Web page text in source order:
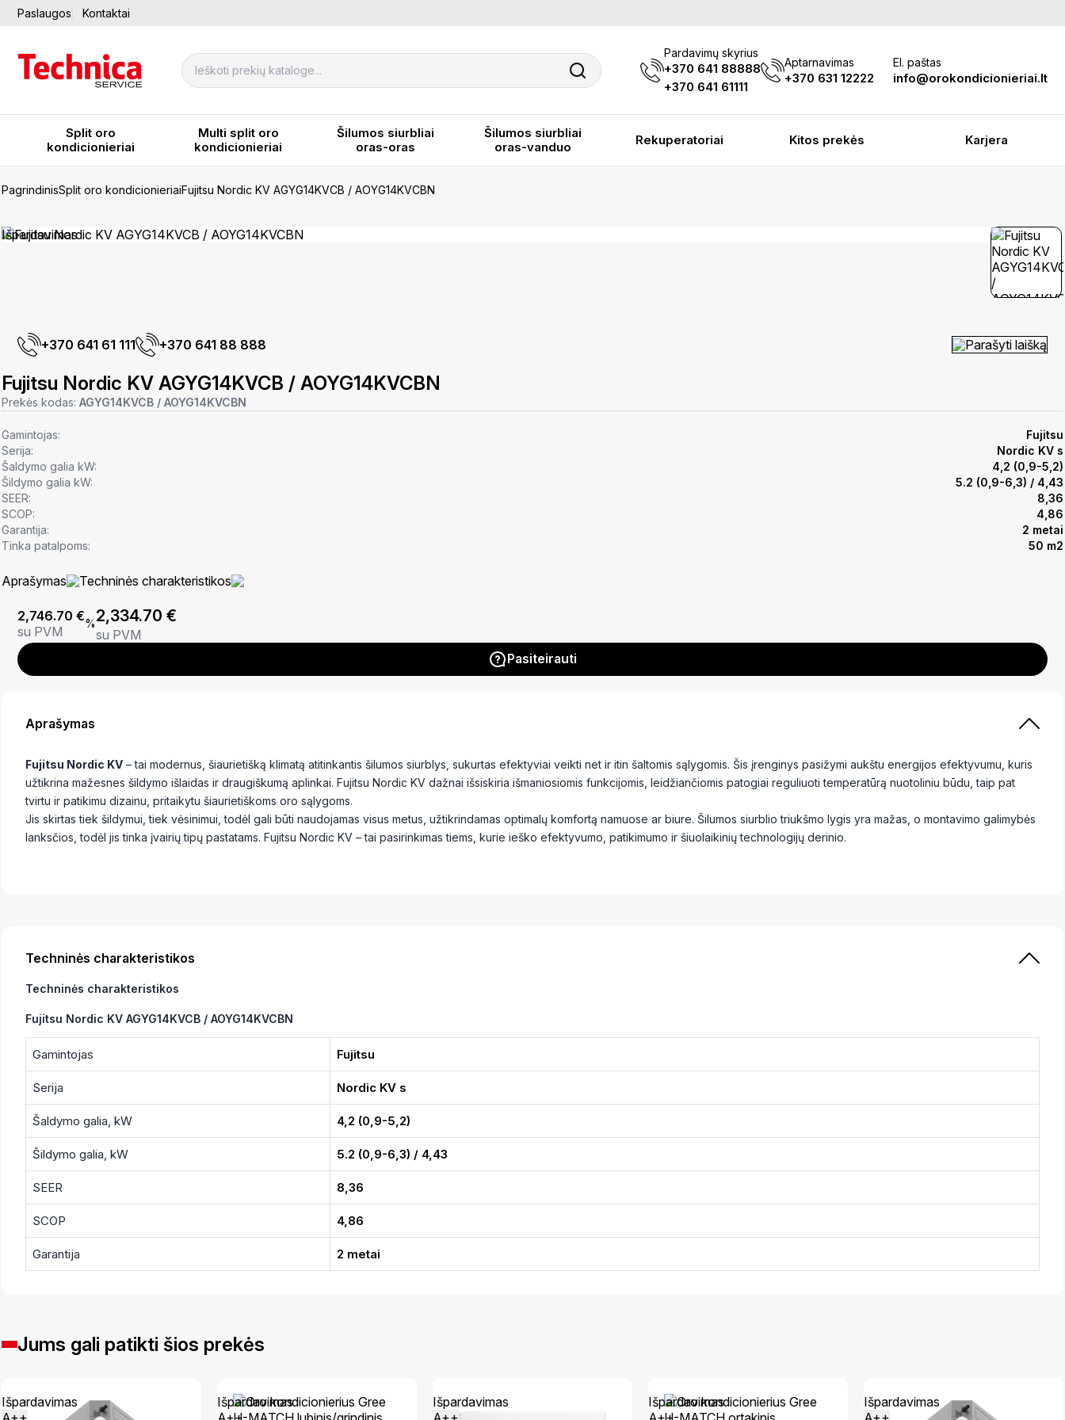
Paslaugos Kontaktai
Pardavimų skyrius
+370 641 88888
+370 641 61111
Aptarnavimas
+370 631 12222
El. paštas
info@orokondicionieriai.lt
Split oro
kondicionieriai
Multi split oro
kondicionieriai
Šilumos siurbliai
oras-oras
Šilumos siurbliai
oras-vanduo
Rekuperatoriai Kitos prekės Karjera
PagrindinisSplit oro kondicionieriaiFujitsu Nordic KV AGYG14KVCB / AOYG14KVCBN
Išpardavimas
+370 641 61 111 +370 641 88 888 Parašyti laišką
Fujitsu Nordic KV AGYG14KVCB / AOYG14KVCBN
Prekės kodas: AGYG14KVCB / AOYG14KVCBN
Gamintojas:
Fujitsu
Serija:
Nordic KV s
Šaldymo galia kW:
4,2 (0,9-5,2)
Šildymo galia kW:
5.2 (0,9-6,3) / 4,43
SEER:
8,36
SCOP:
4,86
Garantija:
2 metai
Tinka patalpoms:
50 m2
Aprašymas Techninės charakteristikos
2,746.70 €
su PVM
%2,334.70 €
su PVM
Pasiteirauti
Aprašymas
Fujitsu Nordic KV – tai modernus, šiaurietišką klimatą atitinkantis šilumos siurblys, sukurtas efektyviai veikti net ir itin šaltomis sąlygomis. Šis įrenginys pasižymi aukštu energijos efektyvumu, kuris
užtikrina mažesnes šildymo išlaidas ir draugiškumą aplinkai. Fujitsu Nordic KV dažnai išsiskiria išmaniosiomis funkcijomis, leidžiančiomis patogiai reguliuoti temperatūrą nuotoliniu būdu, taip pat
tvirtu ir patikimu dizainu, pritaikytu šiaurietiškoms oro sąlygoms.
Jis skirtas tiek šildymui, tiek vėsinimui, todėl gali būti naudojamas visus metus, užtikrindamas optimalų komfortą namuose ar biure. Šilumos siurblio triukšmo lygis yra mažas, o montavimo galimybės
lanksčios, todėl jis tinka įvairių tipų pastatams. Fujitsu Nordic KV – tai pasirinkimas tiems, kurie ieško efektyvumo, patikimumo ir šiuolaikinių technologijų derinio.
Techninės charakteristikos
Techninės charakteristikos
Fujitsu Nordic KV AGYG14KVCB / AOYG14KVCBN
Gamintojas Fujitsu
Serija Nordic KV s
Šaldymo galia, kW 4,2 (0,9-5,2)
Šildymo galia, kW 5.2 (0,9-6,3) / 4,43
SEER 8,36
SCOP 4,86
Garantija 2 metai
Jums gali patikti šios prekės
Išpardavimas
Išpardavimas
Išpardavimas
Išpardavimas
Išpardavimas